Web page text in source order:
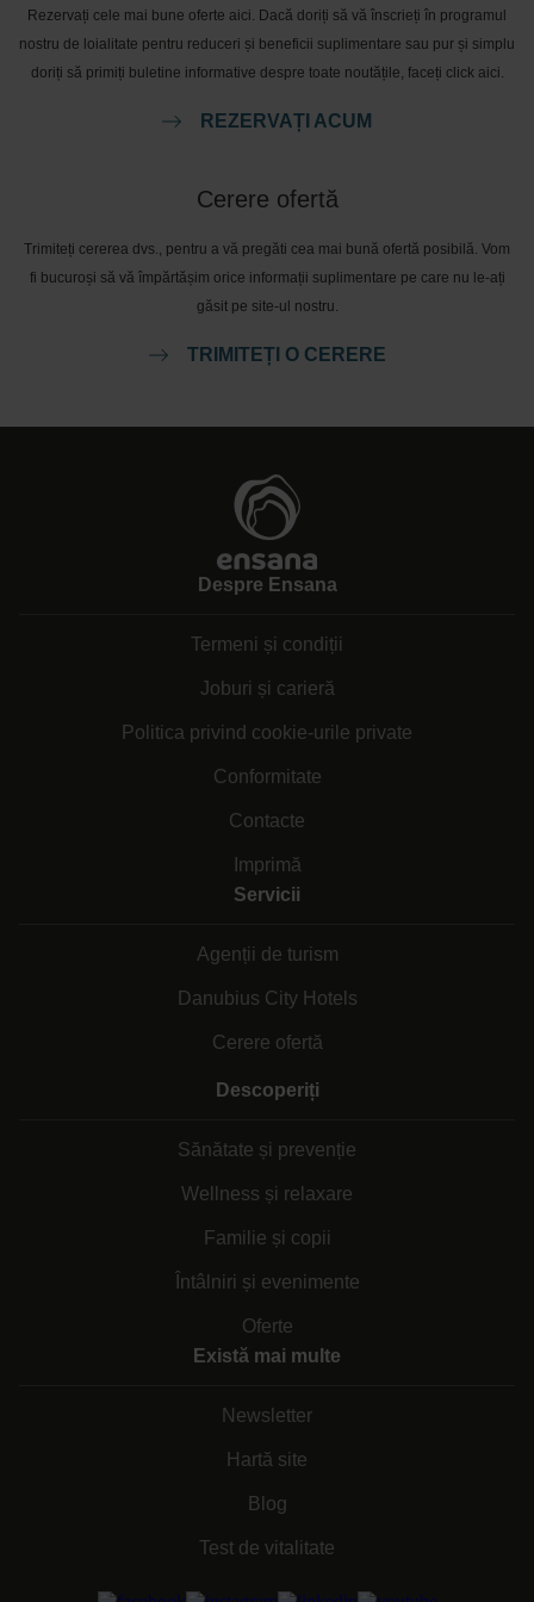
Rezervați cele mai bune oferte aici. Dacă doriți să vă înscrieți în programul
nostru de loialitate pentru reduceri și beneficii suplimentare sau pur și simplu
doriți să primiți buletine informative despre toate noutățile, faceți click aici.
REZERVAȚI ACUM
Cerere ofertă
Trimiteți cererea dvs., pentru a vă pregăti cea mai bună ofertă posibilă. Vom
fi bucuroși să vă împărtășim orice informații suplimentare pe care nu le-ați
găsit pe site-ul nostru.
TRIMITEȚI O CERERE
Despre Ensana
Termeni și condiții
Joburi și carieră
Politica privind cookie-urile private
Conformitate
Contacte
Imprimă
Servicii
Agenții de turism
Danubius City Hotels
Cerere ofertă
Descoperiți
Sănătate și prevenție
Wellness și relaxare
Familie și copii
Întâlniri și evenimente
Oferte
Există mai multe
Newsletter
Hartă site
Blog
Test de vitalitate